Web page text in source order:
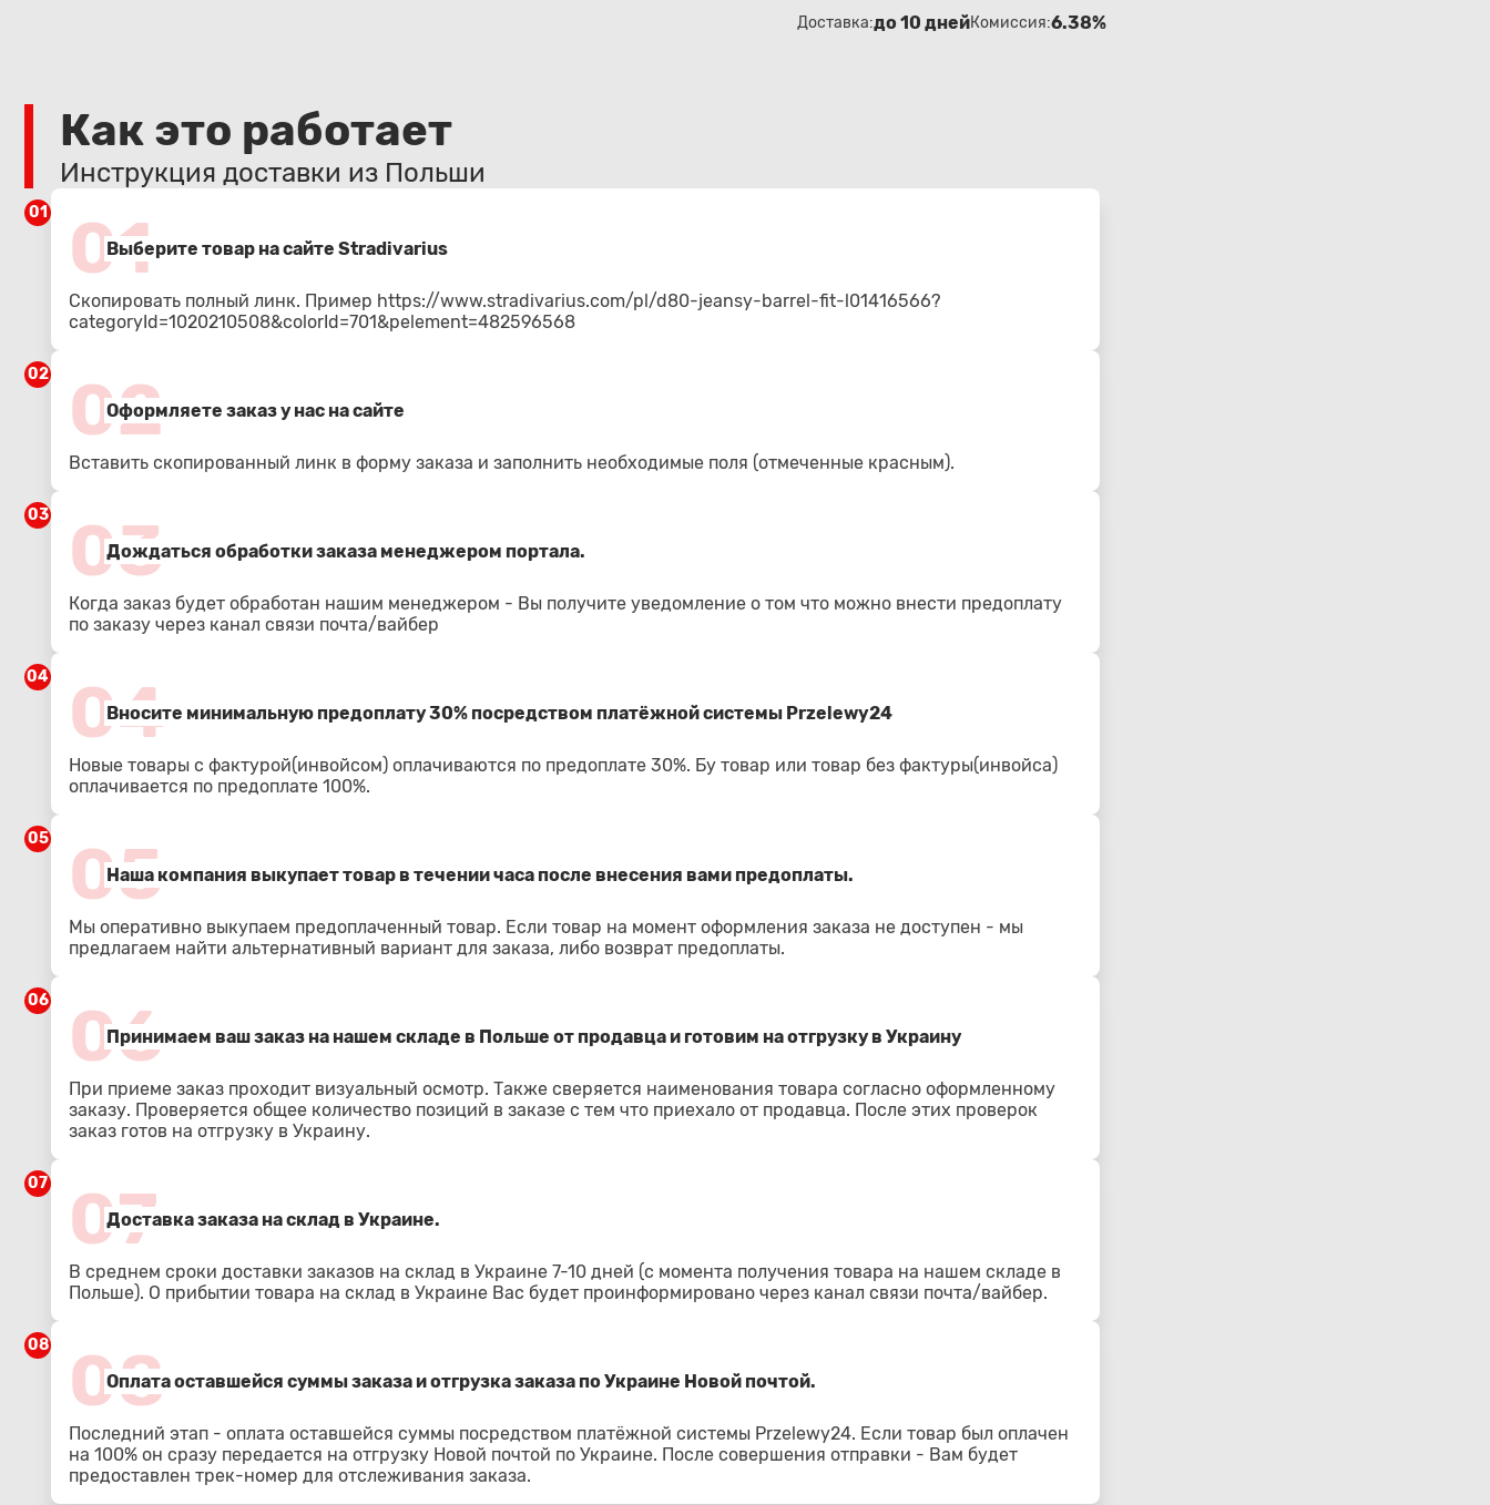
Доставка:до 10 днейКомиссия:6.38%
Как это работает
Инструкция доставки из Польши
01 01
Выберите товар на сайте Stradivarius
Скопировать полный линк. Пример https://www.stradivarius.com/pl/d80-jeansy-barrel-fit-l01416566?
categoryId=1020210508&colorId=701&pelement=482596568
02 02
Оформляете заказ у нас на сайте
Вставить скопированный линк в форму заказа и заполнить необходимые поля (отмеченные красным).
03 03
Дождаться обработки заказа менеджером портала.
Когда заказ будет обработан нашим менеджером - Вы получите уведомление о том что можно внести предоплату
по заказу через канал связи почта/вайбер
04 04
Вносите минимальную предоплату 30% посредством платёжной системы Przelewy24
Новые товары с фактурой(инвойсом) оплачиваются по предоплате 30%. Бу товар или товар без фактуры(инвойса)
оплачивается по предоплате 100%.
05 05
Наша компания выкупает товар в течении часа после внесения вами предоплаты.
Мы оперативно выкупаем предоплаченный товар. Если товар на момент оформления заказа не доступен - мы
предлагаем найти альтернативный вариант для заказа, либо возврат предоплаты.
06 06
Принимаем ваш заказ на нашем складе в Польше от продавца и готовим на отгрузку в Украину
При приеме заказ проходит визуальный осмотр. Также сверяется наименования товара согласно оформленному
заказу. Проверяется общее количество позиций в заказе с тем что приехало от продавца. После этих проверок
заказ готов на отгрузку в Украину.
07 07
Доставка заказа на склад в Украине.
В среднем сроки доставки заказов на склад в Украине 7-10 дней (с момента получения товара на нашем складе в
Польше). О прибытии товара на склад в Украине Вас будет проинформировано через канал связи почта/вайбер.
08 08
Оплата оставшейся суммы заказа и отгрузка заказа по Украине Новой почтой.
Последний этап - оплата оставшейся суммы посредством платёжной системы Przelewy24. Если товар был оплачен
на 100% он сразу передается на отгрузку Новой почтой по Украине. После совершения отправки - Вам будет
предоставлен трек-номер для отслеживания заказа.